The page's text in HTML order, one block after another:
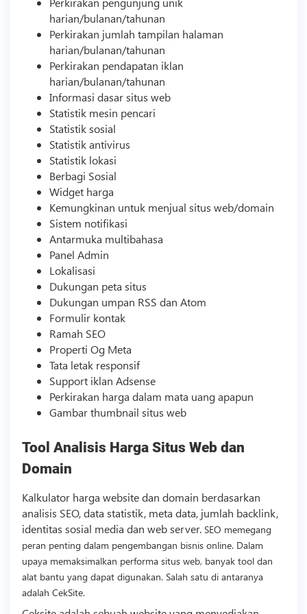
harian/bulanan/tahunan
Perkirakan jumlah tampilan halaman
harian/bulanan/tahunan
Perkirakan pendapatan iklan
harian/bulanan/tahunan
Informasi dasar situs web
Statistik mesin pencari
Statistik sosial
Statistik antivirus
Statistik lokasi
Berbagi Sosial
Widget harga
Kemungkinan untuk menjual situs web/domain
Sistem notifikasi
Antarmuka multibahasa
Panel Admin
Lokalisasi
Dukungan peta situs
Dukungan umpan RSS dan Atom
Formulir kontak
Ramah SEO
Properti Og Meta
Tata letak responsif
Support iklan Adsense
Perkirakan harga dalam mata uang apapun
Gambar thumbnail situs web
Tool Analisis Harga Situs Web dan
Domain
Kalkulator harga website dan domain berdasarkan
analisis SEO, data statistik, meta data, jumlah backlink,
identitas sosial media dan web server. SEO memegang
peran penting dalam pengembangan bisnisonline. Dalam
upaya memaksimalkan performa situs web, banyak tool dan
alat bantu yang dapat digunakan. Salah satu di antaranya
adalah CekSite.